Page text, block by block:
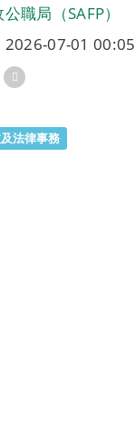
職局（SAFP）
2026-07-01 00:05
法律事務